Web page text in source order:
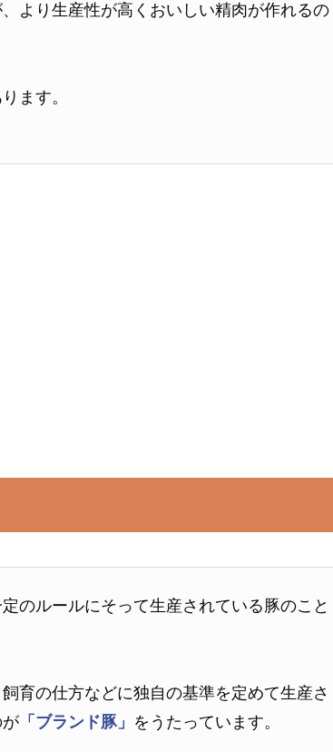
より生産性が高くおいしい精肉が作れるの
ます。
のルールにそって生産されている豚のこと
育の仕方などに独自の基準を定めて生産さ
「ブランド豚」 をうたっています。